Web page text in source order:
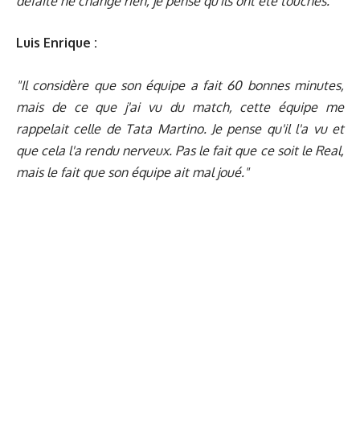
Luis Enrique :
"Il considère que son équipe a fait 60 bonnes minutes,
mais de ce que j'ai vu du match, cette équipe me
rappelait celle de Tata Martino. Je pense qu'il l'a vu et
que cela l'a rendu nerveux. Pas le fait que ce soit le Real,
mais le fait que son équipe ait mal joué."